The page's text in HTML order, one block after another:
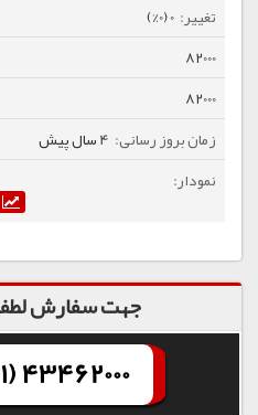
0 (0%)
82000
82000
4 سال پیش
جهت سفارش
43462000